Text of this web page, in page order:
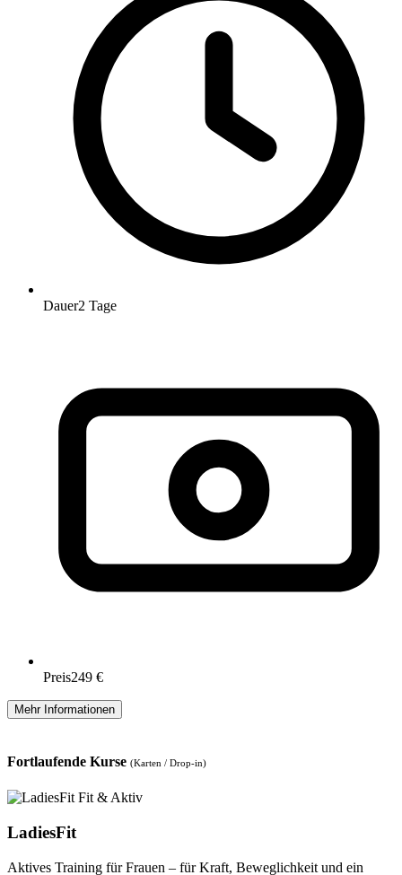
Dauer2 Tage
Preis249 €
Mehr Informationen
Fortlaufende Kurse (Karten / Drop-in)
Fit & Aktiv
LadiesFit
Aktives Training für Frauen – für Kraft, Beweglichkeit und ein